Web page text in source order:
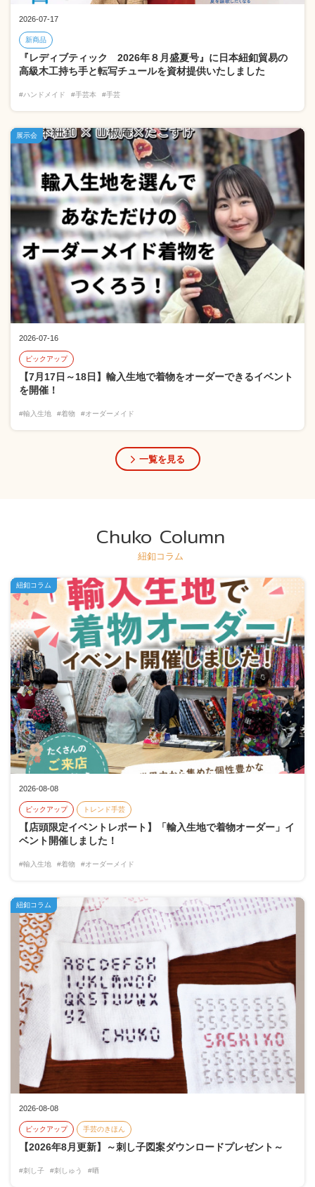
2026-07-17
新商品
『レディブティック 2026年８月盛夏号』に日本紐釦貿易の
高級木工持ち手と転写チュールを資材提供いたしました
#ハンドメイド #手芸本 #手芸
2026-07-16
ピックアップ
【7月17日～18日】輸入生地で着物をオーダーできるイベント
を開催！
#輸入生地 #着物 #オーダーメイド
展示会
一覧を見る
Chuko Column
紐釦コラム
2026-08-08
ピックアップ トレンド手芸
【店頭限定イベントレポート】「輸入生地で着物オーダー」イ
ベント開催しました！
#輸入生地 #着物 #オーダーメイド
紐釦コラム
2026-08-08
ピックアップ 手芸のきほん
【2026年8月更新】～刺し子図案ダウンロードプレゼント～
#刺し子 #刺しゅう #晒
紐釦コラム